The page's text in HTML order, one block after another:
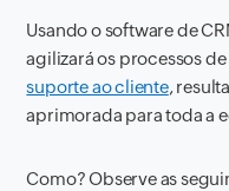
Usando o software de
agilizará os processos
suporte ao cliente,
aprimorada para toda a
Como? Observe as